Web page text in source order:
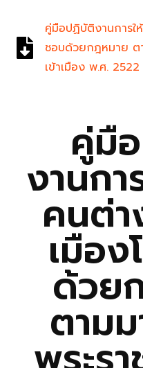
คู่มือปฏิบัติงานการใ
ชอบด้วยกฎหมาย
เข้าเมือง พ.ศ. 2522
คู่มื
งานกา
คนต่า
เมือ
ด้วย
ตามม